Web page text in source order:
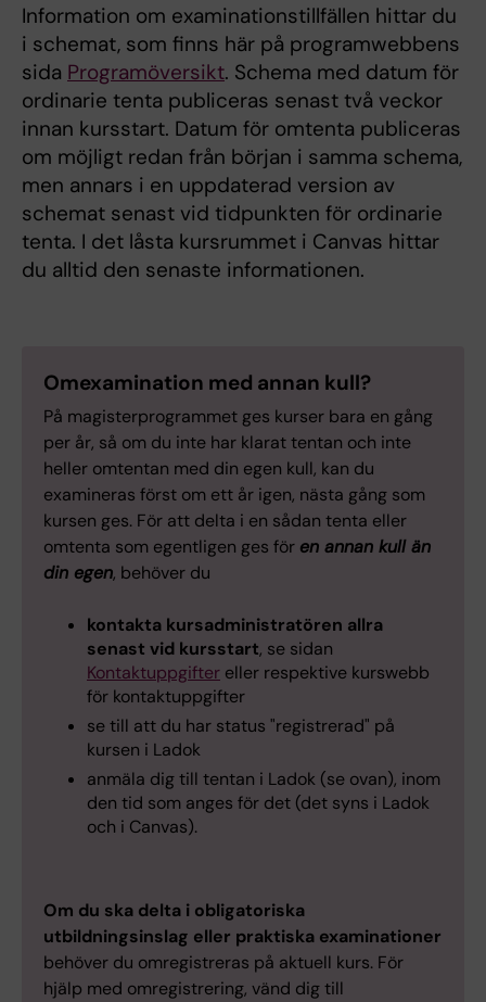
Information om examinationstillfällen hittar du
i schemat, som finns här på programwebbens
sida Programöversikt. Schema med datum för
ordinarie tenta publiceras senast två veckor
innan kursstart. Datum för omtenta publiceras
om möjligt redan från början i samma schema,
men annars i en uppdaterad version av
schemat senast vid tidpunkten för ordinarie
tenta. I det låsta kursrummet i Canvas hittar
du alltid den senaste informationen.
Omexamination med annan kull?
På magisterprogrammet ges kurser bara en gång
per år, så om du inte har klarat tentan och inte
heller omtentan med din egen kull, kan du
examineras först om ett år igen, nästa gång som
kursen ges. För att delta i en sådan tenta eller
omtenta som egentligen ges för en annan kull än
din egen, behöver du
kontakta kursadministratören allra
senast vid kursstart, se sidan
Kontaktuppgifter eller respektive kurswebb
för kontaktuppgifter
se till att du har status "registrerad" på
kursen i Ladok
anmäla dig till tentan i Ladok (se ovan), inom
den tid som anges för det (det syns i Ladok
och i Canvas).
Om du ska delta i obligatoriska
utbildningsinslag eller praktiska examinationer
behöver du omregistreras på aktuell kurs. För
hjälp med omregistrering, vänd dig till